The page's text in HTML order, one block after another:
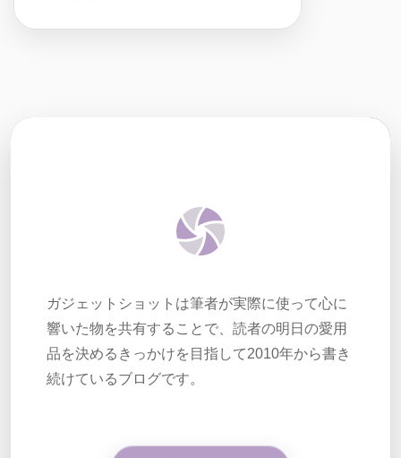
ガジェットショットは筆者が実際に使って心に
響いた物を共有することで、読者の明日の愛用
品を決めるきっかけを目指して2010年から書き
続けているブログです。